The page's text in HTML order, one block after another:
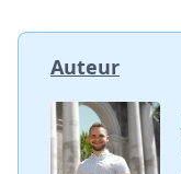
Auteur